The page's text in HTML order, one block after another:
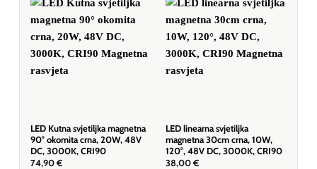
LED Kutna svjetiljka magnetna
90° okomita crna, 20W, 48V
DC, 3000K, CRI90
74,90 €
LED linearna svjetiljka
magnetna 30cm crna, 10W,
120°, 48V DC, 3000K, CRI90
38,00 €